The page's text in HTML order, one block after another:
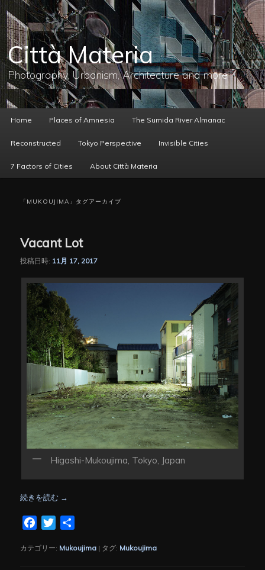
メ
イ
ン
コ
ン
テ
ン
へ
移
動
サ
ブ
コ
ン
テ
ン
ツ
移
動
Città Materia
Photography, Urbanism, Architecture and more
ー
Home Places of Amnesia The Sumida River Almanac
Reconstructed Tokyo Perspective Invisible Cities
7 Factors of Cities About Città Materia
「 MUKOUJIMA 」タグアーカイブ
Vacant Lot
投稿日時: 11月 17, 2017
Higashi-Mukoujima, Tokyo, Japan
続きを読む →
FacebookTwitter
カテゴリー: Mukoujima | タグ: Mukoujima